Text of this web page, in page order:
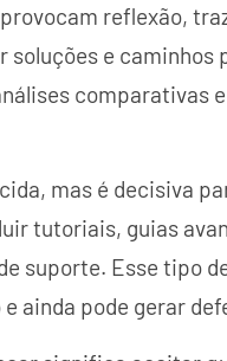
reflexão,
e caminhos
comparativas
mas é decisiva
tutoriais, guias
suporte. Esse tipo
ainda pode gerar